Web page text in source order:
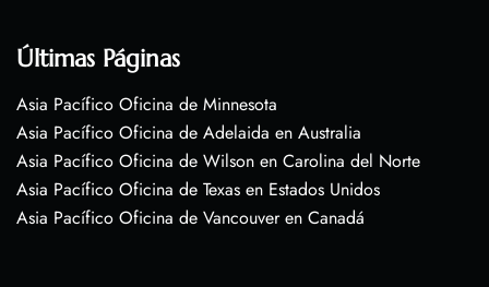
Últimas Páginas
Asia Pacífico Oficina de Minnesota
Asia Pacífico Oficina de Adelaida en Australia
Asia Pacífico Oficina de Wilson en Carolina del Norte
Asia Pacífico Oficina de Texas en Estados Unidos
Asia Pacífico Oficina de Vancouver en Canadá